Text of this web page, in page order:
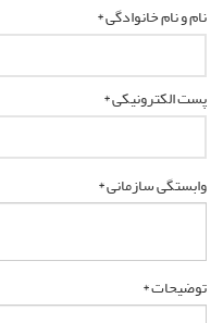
نام و نام خانوادگی *
پست الکترونیکی *
وابستگی سازمانی *
توضیحات *